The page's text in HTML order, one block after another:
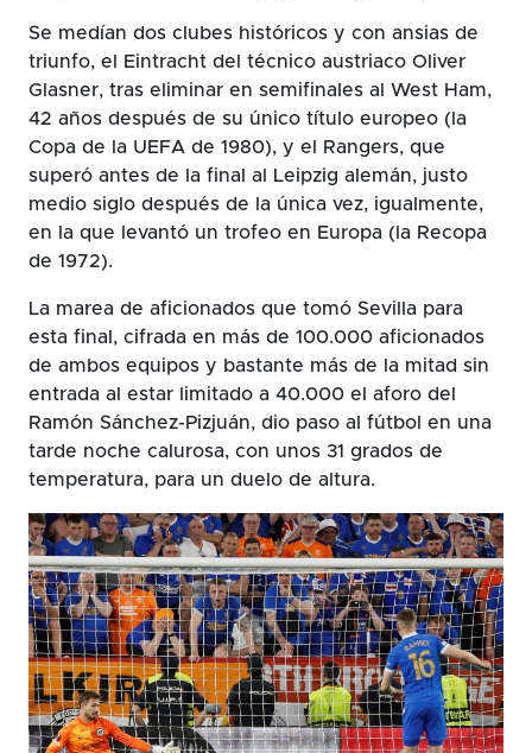
Se medían dos clubes históricos y con ansias de
triunfo, el Eintracht del técnico austriaco Oliver
Glasner, tras eliminar en semifinales al West Ham,
42 años después de su único título europeo (la
Copa de la UEFA de 1980), y el Rangers, que
superó antes de la final al Leipzig alemán, justo
medio siglo después de la única vez, igualmente,
en la que levantó un trofeo en Europa (la Recopa
de 1972).
La marea de aficionados que tomó Sevilla para
esta final, cifrada en más de 100.000 aficionados
de ambos equipos y bastante más de la mitad sin
entrada al estar limitado a 40.000 el aforo del
Ramón Sánchez-Pizjuán, dio paso al fútbol en una
tarde noche calurosa, con unos 31 grados de
temperatura, para un duelo de altura.